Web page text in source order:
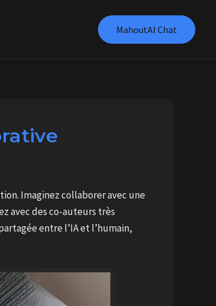
MahoutAI Chat
Imaginez collaborer avec une
avec des co-auteurs très
entre l’IA et l’humain,